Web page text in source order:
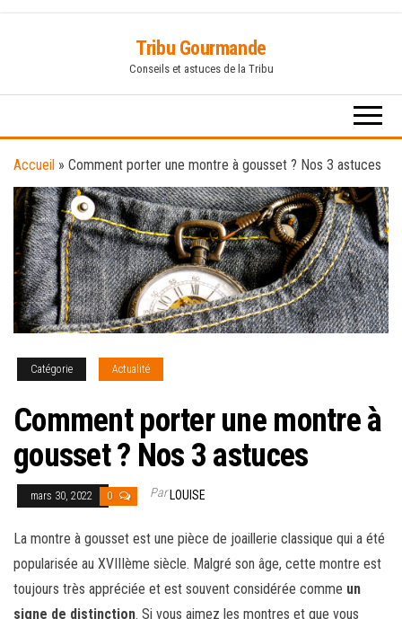
content
Tribu Gourmande
Conseils et astuces de la Tribu
Accueil » Comment porter une montre à gousset ? Nos 3 astuces
Catégorie Actualité
Comment porter une montre à
gousset ? Nos 3 astuces
mars 30, 2022 0 ParLOUISE
La montre à gousset est une pièce de joaillerie classique qui a été
popularisée au XVIIIème siècle. Malgré son âge, cette montre est
toujours très appréciée et est souvent considérée comme un
signe de distinction. Si vous aimez les montres et que vous